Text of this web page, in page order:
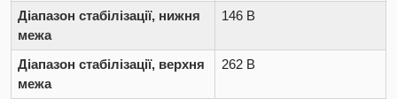
Діапазон стабілізації, нижня
межа
146 В
Діапазон стабілізації, верхня
межа
262 В